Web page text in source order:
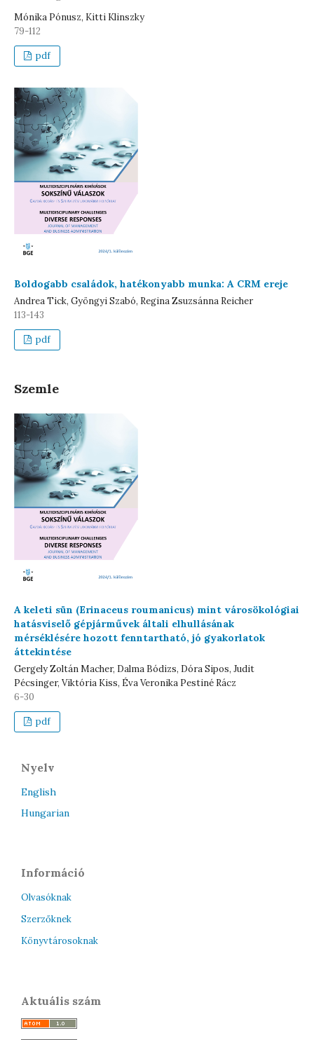
Mónika Pónusz, Kitti Klinszky
79-112
pdf
Boldogabb családok, hatékonyabb munka: A CRM ereje
Andrea Tick, Gyöngyi Szabó, Regina Zsuzsánna Reicher
113-143
pdf
Szemle
A keleti sün (Erinaceus roumanicus) mint városökológiai
hatásviselő gépjárművek általi elhullásának
mérséklésére hozott fenntartható, jó gyakorlatok
áttekintése
Gergely Zoltán Macher, Dalma Bódizs, Dóra Sipos, Judit
Pécsinger, Viktória Kiss, Éva Veronika Pestiné Rácz
6-30
pdf
Nyelv
English
Hungarian
Információ
Olvasóknak
Szerzőknek
Könyvtárosoknak
Aktuális szám